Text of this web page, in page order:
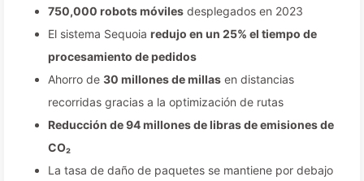
750,000 robots móviles desplegados en 2023
El sistema Sequoia redujo en un 25% el tiempo de
procesamiento de pedidos
Ahorro de 30 millones de millas en distancias
recorridas gracias a la optimización de rutas
Reducción de 94 millones de libras de emisiones de
CO₂
La tasa de daño de paquetes se mantiene por debajo